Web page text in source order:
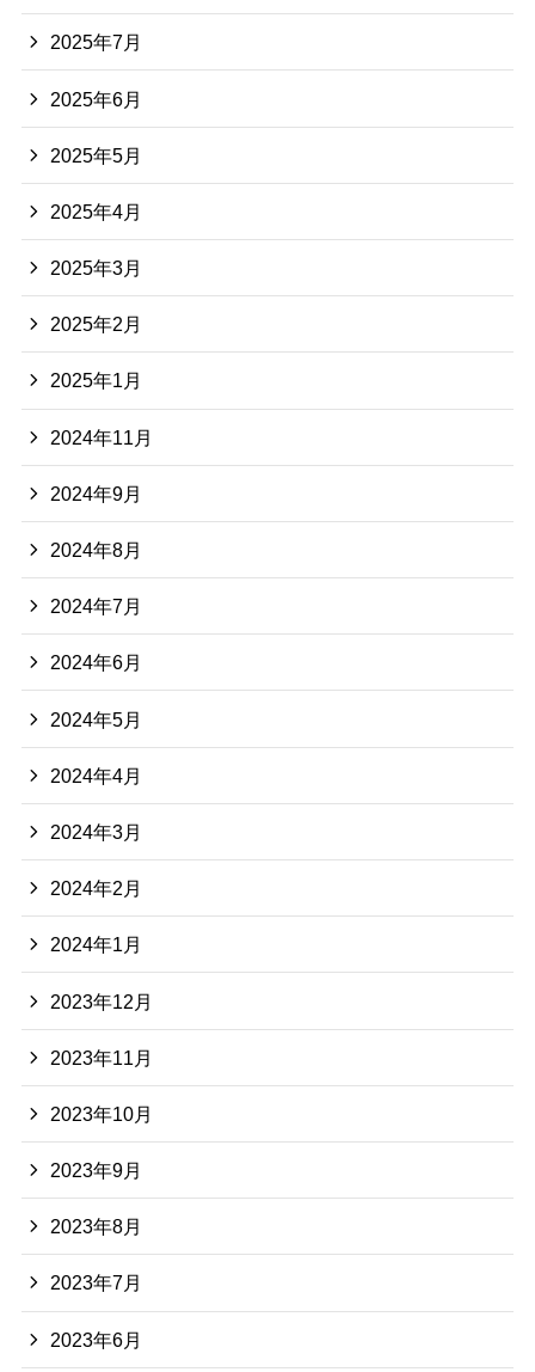
2025年7月
2025年6月
2025年5月
2025年4月
2025年3月
2025年2月
2025年1月
2024年11月
2024年9月
2024年8月
2024年7月
2024年6月
2024年5月
2024年4月
2024年3月
2024年2月
2024年1月
2023年12月
2023年11月
2023年10月
2023年9月
2023年8月
2023年7月
2023年6月